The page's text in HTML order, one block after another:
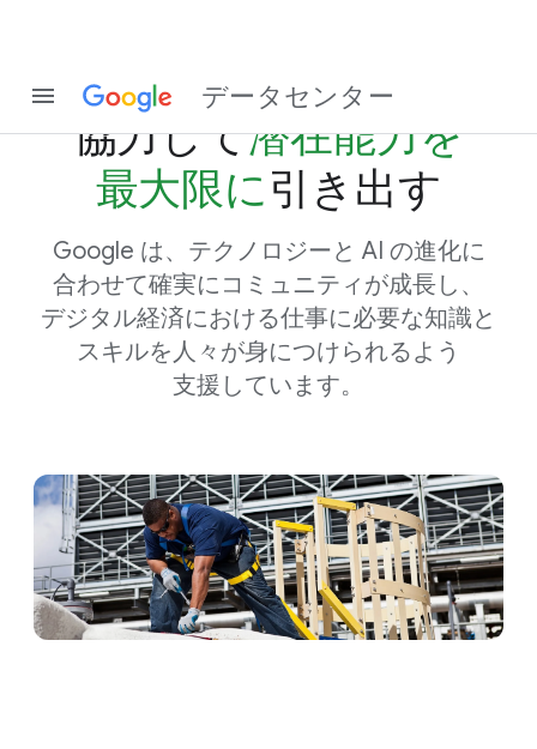
データセンター
プロフェッショナルと​
協力して​潜在能力を​
最大限に​引き出す
Google は、​テクノロジーと AI の​進化に​
合わせて​確実に​コミュニティが​成長し、​
デジタル経済に​おける​仕事に​必要な​知識と​
スキルを​人々が​身に​つけられる​よう​
支援しています。